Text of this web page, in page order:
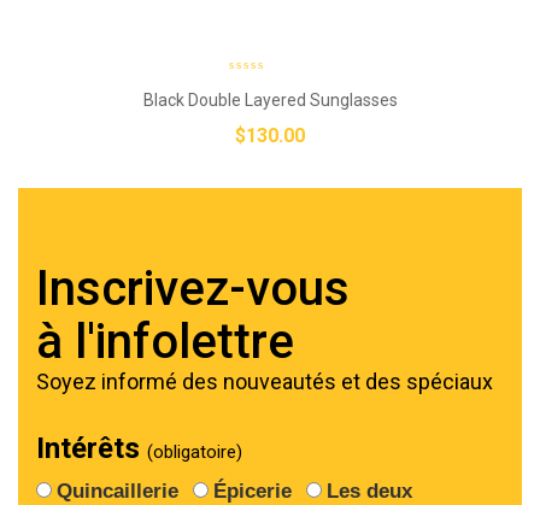
Black Double Layered Sunglasses
$130.00
Inscrivez-vous
à l'infolettre
Soyez informé des nouveautés et des spéciaux
Intérêts (obligatoire)
Quincaillerie Épicerie Les deux